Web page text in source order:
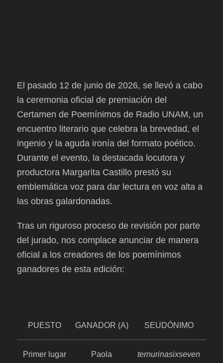
El pasado 12 de junio de 2026, se llevó a cabo
la ceremonia oficial de premiación del
Certamen de Poemínimos de Radio UNAM, un
encuentro literario que celebra la brevedad, el
ingenio y la aguda ironía del formato poético.
Durante el evento, la destacada locutora y
productora Margarita Castillo prestó su
emblemática voz para dar lectura en voz alta a
las obras galardonadas.
Tras un riguroso proceso de revisión por parte
del jurado, nos complace anunciar de manera
oficial a los creadores de los poemínimos
ganadores de esta edición:
PUESTO GANADOR (A) SEUDÓNIMO
Primer lugar
Paola
ternurinasixseven